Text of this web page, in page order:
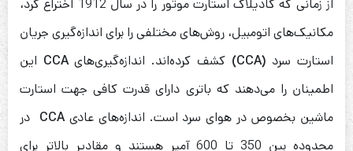
از زمانی که کادیلاک استارت موتور را در سال 1912 اختراع کرد،
مکانیک‌های اتومبیل، روش‌های مختلفی را برای اندازه‌گیری جریان
استارت سرد (CCA) کشف کرده‌اند. اندازه‌گیری‌هایCCA این
اطمینان را می‌دهند که باتری دارای قدرت کافی جهت استارت
ماشین بخصوص در هوای سرد است. اندازه‌های عادیCCA در
محدوده بین 350 تا 600 آمپر هستند و مقادیر بالاتر برای